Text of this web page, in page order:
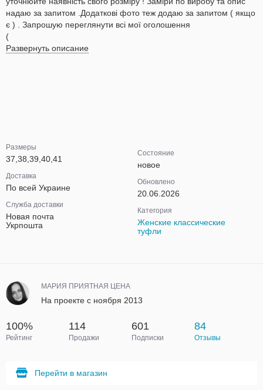
надаю за запитом .Додаткові фото теж додаю за запитом ( якщо
є ) . Запрошую переглянути всі мої оголошення
(
Развернуть описание
Размеры
37,38,39,40,41
Доставка
По всей Украине
Служба доставки
Новая почта
Укрпошта
Состояние
новое
Обновлено
20.06.2026
Категория
Женские классические
туфли
МАРИЯ ПРИЯТНАЯ ЦЕНА
На проекте с ноября 2013
100%
Рейтинг
114
Продажи
601
Подписки
84
Отзывы
Перейти в магазин